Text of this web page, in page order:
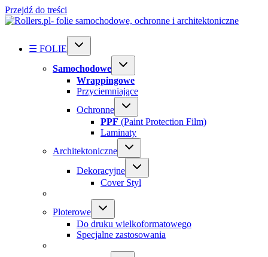
Przejdź do treści
☰ FOLIE
Samochodowe
Wrappingowe
Przyciemniające
Ochronne
PPF (Paint Protection Film)
Laminaty
Architektoniczne
Dekoracyjne
Cover Styl
Ploterowe
Do druku wielkoformatowego
Specjalne zastosowania